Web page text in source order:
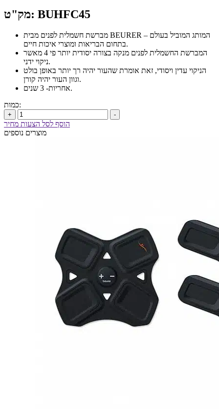
מק"ט: BUHFC45
מברשת חשמלית לפנים מבית BEURER – המותג המוביל בעולם
בתחום הבריאות ומוצרי איכות חיים.
המברשת החשמלית לפנים מנקה בצורה יסודית יותר פי 4 מאשר
ניקוי ידני.
הניקוי עדין ויסודי, זאת אומרת שהעור יהיה רך יותר באופן בולט
וגוון העור יהיה קורן.
אחריות- 3 שנים.
כמות:
+ -
הוסף לסל הצעות מחיר
מוצרים נוספים